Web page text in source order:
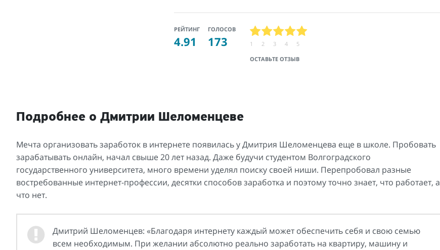
РЕЙТИНГ
4.91
ГОЛОСОВ
173
ОСТАВЬТЕ ОТЗЫВ
1 2 3 4 5
Подробнее о Дмитрии Шеломенцеве
Мечта организовать заработок в интернете появилась у Дмитрия Шеломенцева еще в школе. Пробовать
зарабатывать онлайн, начал свыше 20 лет назад. Даже будучи студентом Волгоградского
государственного университета, много времени уделял поиску своей ниши. Перепробовал разные
востребованные интернет-профессии, десятки способов заработка и поэтому точно знает, что работает, а
что нет.
Дмитрий Шеломенцев: «Благодаря интернету каждый может обеспечить себя и свою семью
всем необходимым. При желании абсолютно реально заработать на квартиру, машину и